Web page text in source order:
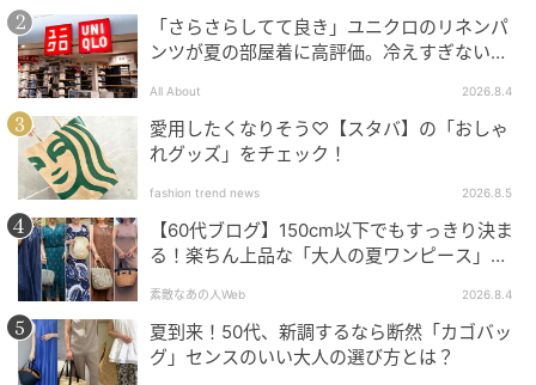
ど、ベーシック派にも“1歩踏み出すきっかけ”になるフ
ァッション記事の執筆を目指し、FTNやコーデスナッ
プなどのメディアで活動中。
元記事で読む
次の記事
「新作 or 人気」どっち選ぶ？【GU】きれい
め派がチェックしたい♡「上品スカート」
の記事をもっとみる
「さらさらしてて良き」ユニクロのリネンパ
ンツが夏の部屋着に高評価。冷えすぎない肌
All About 2026.8.4
愛用したくなりそう♡【スタバ】の「おしゃ
れグッズ」をチェック！
fashion trend news 2026.8.5
【60代ブログ】150cm以下でもすっきり決ま
る！楽ちん上品な「大人の夏ワンピース」コ
素敵なあの人Web 2026.8.4
夏到来！50代、新調するなら断然「カゴバッ
グ」センスのいい大人の選び方とは？